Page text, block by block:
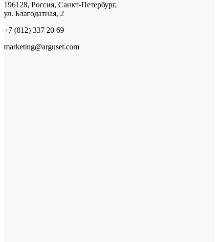
196128, Россия, Санкт-Петербург,
ул. Благодатная, 2
+7 (812) 337 20 69
marketing@arguset.com